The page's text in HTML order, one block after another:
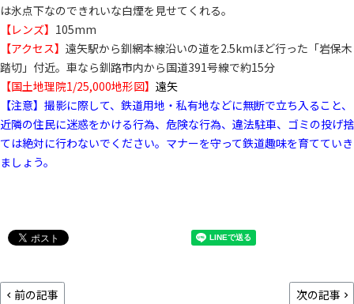
は氷点下なのできれいな白煙を見せてくれる。
【レンズ】 105mm
【アクセス】 遠矢駅から釧網本線沿いの道を2.5kmほど行った「岩保木
踏切」付近。車なら釧路市内から国道391号線で約15分
【国土地理院1/25,000地形図】 遠矢
【注意】撮影に際して、鉄道用地・私有地などに無断で立ち入ること、
近隣の住民に迷惑をかける行為、危険な行為、違法駐車、ゴミの投げ捨
ては絶対に行わないでください。マナーを守って鉄道趣味を育てていき
ましょう。
前の記事 次の記事